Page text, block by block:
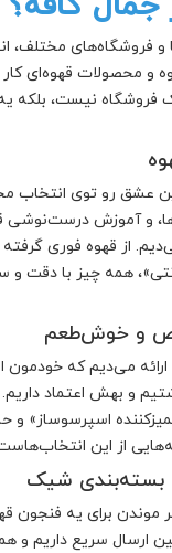
و فروشگاه‌های
و محصولات قهوه‌ای
فروشگاه نیست، بلکه
عشق رو توی انتخاب
و آموزش درست‌نوشی
از قهوه فوری
همه چیز با دقت و
و خوش‌طعم
می‌دیم که خودمون
و بهش اعتماد داریم.
اسپرسوساز» و
از این
بسته‌بندی شیک
موندن برای یه فنجون
ارسال سریع داریم و